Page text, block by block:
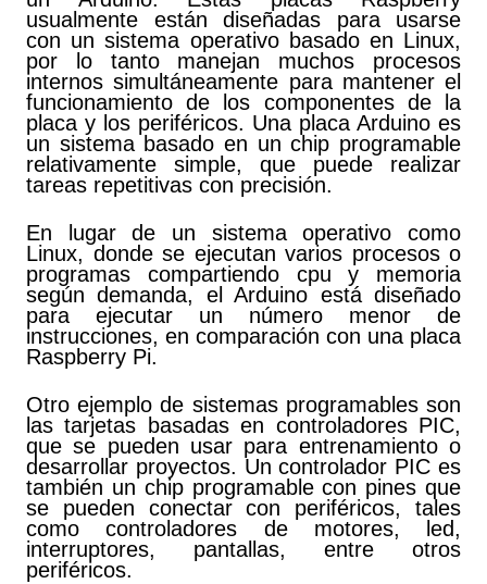
usualmente están diseñadas para usarse
con un sistema operativo basado en Linux,
por lo tanto manejan muchos procesos
internos simultáneamente para mantener el
funcionamiento de los componentes de la
placa y los periféricos. Una placa Arduino es
un sistema basado en un chip programable
relativamente simple, que puede realizar
tareas repetitivas con precisión.
En lugar de un sistema operativo como
Linux, donde se ejecutan varios procesos o
programas compartiendo cpu y memoria
según demanda, el Arduino está diseñado
para ejecutar un número menor de
instrucciones, en comparación con una placa
Raspberry Pi.
Otro ejemplo de sistemas programables son
las tarjetas basadas en controladores PIC,
que se pueden usar para entrenamiento o
desarrollar proyectos. Un controlador PIC es
también un chip programable con pines que
se pueden conectar con periféricos, tales
como controladores de motores, led,
interruptores, pantallas, entre otros
periféricos.